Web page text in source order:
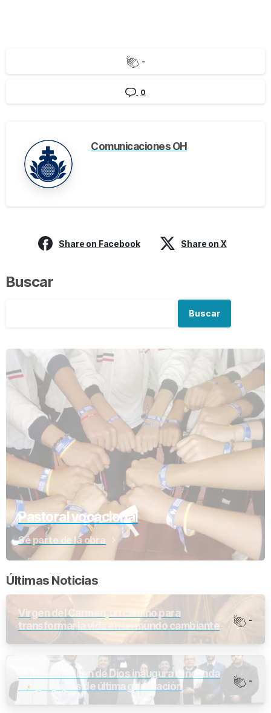
-
0
Comunicaciones OH
Share on Facebook Share on X
Buscar
Buscar
Pastoral vocacional
Sé parte de la obra
Últimas Noticias
Virgen del Carmen, un camino para
transformar la vida en un mundo cambiante
-
Clínica San Juan de Dios inaugura renovada
UCI y Equipos de última generación
-